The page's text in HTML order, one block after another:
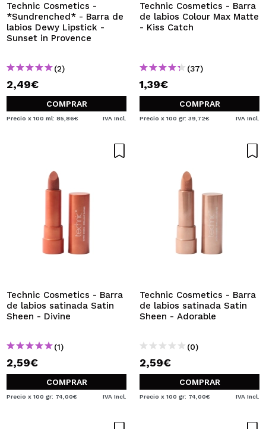
Technic Cosmetics -
*Sundrenched* - Barra de
labios Dewy Lipstick -
Sunset in Provence
(2)
2,49€
COMPRAR
Precio x 100 ml: 85,86€ IVA Incl.
Technic Cosmetics - Barra
de labios Colour Max Matte
- Kiss Catch
(37)
1,39€
COMPRAR
Precio x 100 gr: 39,72€ IVA Incl.
Technic Cosmetics - Barra
de labios satinada Satin
Sheen - Divine
(1)
2,59€
COMPRAR
Precio x 100 gr: 74,00€ IVA Incl.
Technic Cosmetics - Barra
de labios satinada Satin
Sheen - Adorable
(0)
2,59€
COMPRAR
Precio x 100 gr: 74,00€ IVA Incl.